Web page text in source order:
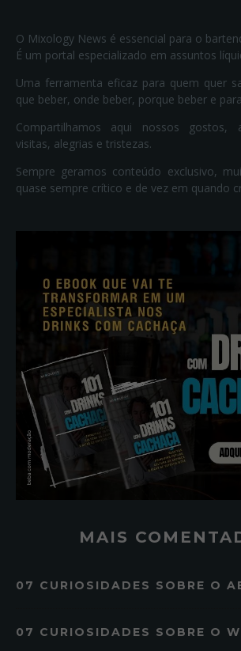
O Mixology News é essencial para o
É um portal especializado em assuntos
Uma ferramenta eficaz para quem quer
que beber, onde beber, porque beber e
Compartilhamos aqui nossos gostos,
visitas, alegrias e tristezas.
Sempre geramos conteúdo exclusivo,
quase sempre crítico e de vez em quando
MAIS
07 CURIOSIDADES SOBRE O
07 CURIOSIDADES SOBRE O